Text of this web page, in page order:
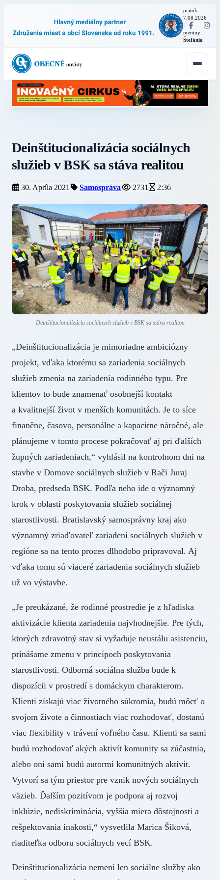
piatok
7.08.2026
·
meniny:
Štefánia
Deinštitucionalizácia sociálnych
služieb v BSK sa stáva realitou
30. Apríla 2021 Samospráva 2731 2:36
Deinštitucionalizácia sociálnych služieb v BSK sa stáva realitou
„Deinštitucionalizácia je mimoriadne ambiciózny
projekt, vďaka ktorému sa zariadenia sociálnych
služieb zmenia na zariadenia rodinného typu. Pre
klientov to bude znamenať osobnejší kontakt
a kvalitnejší život v menších komunitách. Je to síce
finančne, časovo, personálne a kapacitne náročné, ale
plánujeme v tomto procese pokračovať aj pri ďalších
župných zariadeniach,“ vyhlásil na kontrolnom dni na
stavbe v Domove sociálnych služieb v Rači Juraj
Droba, predseda BSK. Podľa neho ide o významný
krok v oblasti poskytovania služieb sociálnej
starostlivosti. Bratislavský samosprávny kraj ako
významný zriaďovateľ zariadení sociálnych služieb v
regióne sa na tento proces dlhodobo pripravoval. Aj
vďaka tomu sú viaceré zariadenia sociálnych služieb
už vo výstavbe.
„Je preukázané, že rodinné prostredie je z hľadiska
aktivizácie klienta zariadenia najvhodnejšie. Pre tých,
ktorých zdravotný stav si vyžaduje neustálu asistenciu,
prinášame zmenu v princípoch poskytovania
starostlivosti. Odborná sociálna služba bude k
dispozícii v prostredí s domáckym charakterom.
Klienti získajú viac životného súkromia, budú môcť o
svojom živote a činnostiach viac rozhodovať, dostanú
viac flexibility v trávení voľného času. Klienti sa sami
budú rozhodovať akých aktivít komunity sa zúčastnia,
alebo oni sami budú autormi komunitných aktivít.
Vytvorí sa tým priestor pre vznik nových sociálnych
väzieb. Ďalším pozitívom je podpora aj rozvoj
inklúzie, nediskriminácia, vyššia miera dôstojnosti a
rešpektovania inakosti,“ vysvetlila Marica Šiková,
riaditeľka odboru sociálnych vecí BSK.
Deinštitucionalizácia nemení len sociálne služby ako